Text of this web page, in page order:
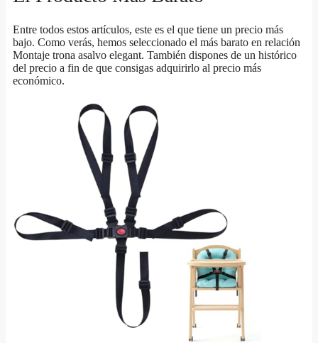
Entre todos estos artículos, este es el que tiene un precio más
bajo. Como verás, hemos seleccionado el más barato en relación
Montaje trona asalvo elegant. También dispones de un histórico
del precio a fin de que consigas adquirirlo al precio más
económico.